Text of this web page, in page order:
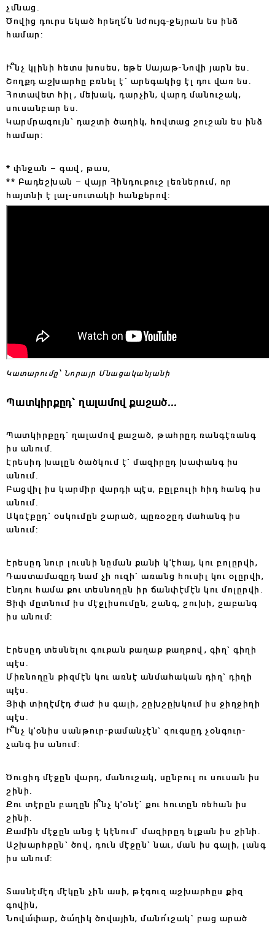
չմնաց.
Ծովից դուրս եկած հրեղե՛ն նժույգ-ջեյրան ես ինձ
համար:
Ի՞նչ կլինի հետս խոսես, եթե Սայաթ-Նովի յարն ես.
Շողքդ աշխարհը բռնել է` արեգակից էլ դու վառ ես.
Հոտավետ հիլ, մեխակ, դարչին, վարդ մանուշակ,
սուսանբար ես.
Կարմրագույն` դաշտի ծաղիկ, հովտաց շուշան ես ինձ
համար:
* փնջան – գավ, թաս,
** Բադեշխան – վայր Հինդուքուշ լեռներում, որ
հայտնի է լալ-սուտակի հանքերով:
Կատարումը՝ Նորայր Մնացականյանի
Պատկիրքըդ` ղալամով քաշած․․․
Պատկիրքըդ` ղալամով քաշած, թահրըդ ռանգէռանգ
իս անում.
Էրեսիդ խալըն ծածկում է` մազիրըդ խափանգ իս
անում.
Բացվիլ իս կարմիր վարդի պէս, բըլբուլի հիդ հանգ իս
անում.
Ակռէքըդ` օսկումըն շարած, պըռօշըդ մահանգ իս
անում:
Էրեսըդ նուր լուսնի նըման քանի կ'էհայ, կու բոլըրվի,
Դաստամազըդ նամ չի ուզի` առանց հուսիլ կու օլըրվի,
Էնդու համա քու տեսնողըն իր ճանփէմէն կու մոլըրվի.
Յիփ մըտնում իս մէջլիսումըն, շանգ, շուխի, շաբանգ
իս անում:
Էրեսըդ տեսնելու գուքան քաղաք քաղքով, գիղ` գիղի
պէս.
Միռնողըն քիզմէն կու առնէ անմահական դիղ` դիղի
պէս.
Յիփ տիղէմէդ ժաժ իս գալի, շըխշըխկում իս ջիղջիղի
պէս.
Ի՞նչ կ'օնիս սանթուր-քամանչէն` զուգսըդ չօնգուր-
չանգ իս անում:
Ծուցիդ մէջըն վարդ, մանուշակ, սընբուլ ու սուսան իս
շինի.
Քու տէրըն բաղըն ի՞նչ կ'օնէ` քու հուտըն ռեհան իս
շինի.
Քամին մէջըն անց է կէնում` մազիրըդ ելքան իս շինի.
Աշխարհքըն` ծով, դուն մէջըն` նաւ, ման իս գալի, լանգ
իս անում:
Տասնէմէդ մէկըն չին ասի, թէգուզ աշխարհըս քիզ
գովին,
Նովա՛փար, ծա՛ղիկ ծովային, մանո՛ւշակ` բաց արած